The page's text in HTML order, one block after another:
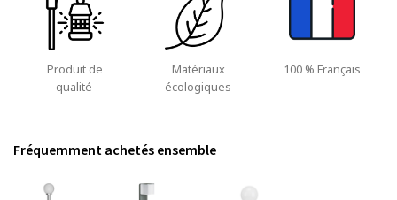
Produit de
qualité
Matériaux
écologiques
100 % Français
Fréquemment achetés ensemble